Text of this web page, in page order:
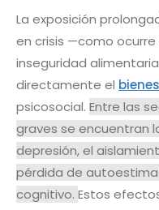
La exposición
en crisis —como ocurre
inseguridad
directamente el
psicosocial. Entre las
graves se encuentran
depresión, el
pérdida de
cognitivo. Estos